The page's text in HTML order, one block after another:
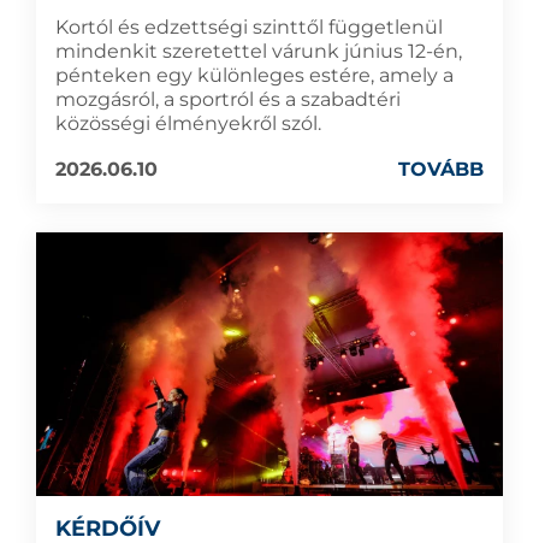
Kortól és edzettségi szinttől függetlenül
mindenkit szeretettel várunk június 12-én,
pénteken egy különleges estére, amely a
mozgásról, a sportról és a szabadtéri
közösségi élményekről szól.
2026.06.10
TOVÁBB
KÉRDŐÍV